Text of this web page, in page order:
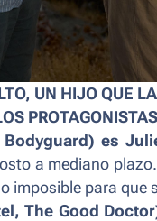
UN HIJO QUE
) es
a mediano
imposible para que
The Good Doctor